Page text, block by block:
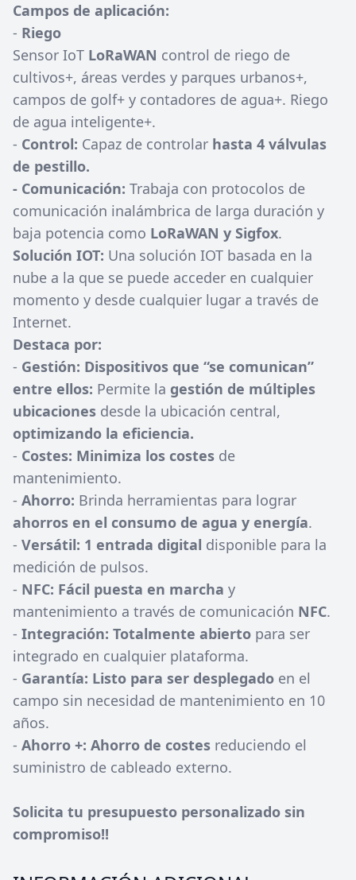
Campos de aplicación:
- Riego
Sensor IoT LoRaWAN control de riego de
cultivos+, áreas verdes y parques urbanos+,
campos de golf+ y contadores de agua+. Riego
de agua inteligente+.
- Control: Capaz de controlar hasta 4 válvulas
de pestillo.
- Comunicación: Trabaja con protocolos de
comunicación inalámbrica de larga duración y
baja potencia como LoRaWAN y Sigfox.
Solución IOT: Una solución IOT basada en la
nube a la que se puede acceder en cualquier
momento y desde cualquier lugar a través de
Internet.
Destaca por:
- Gestión: Dispositivos que “se comunican”
entre ellos: Permite la gestión de múltiples
ubicaciones desde la ubicación central,
optimizando la eficiencia.
- Costes: Minimiza los costes de
mantenimiento.
- Ahorro: Brinda herramientas para lograr
ahorros en el consumo de agua y energía.
- Versátil: 1 entrada digital disponible para la
medición de pulsos.
- NFC: Fácil puesta en marcha y
mantenimiento a través de comunicación NFC.
- Integración: Totalmente abierto para ser
integrado en cualquier plataforma.
- Garantía: Listo para ser desplegado en el
campo sin necesidad de mantenimiento en 10
años.
- Ahorro +: Ahorro de costes reduciendo el
suministro de cableado externo.
Solicita tu presupuesto personalizado sin
compromiso!!